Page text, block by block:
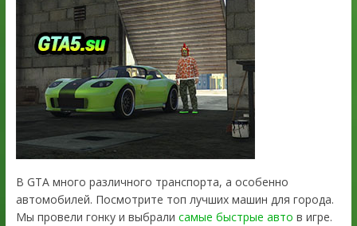
В GTA много различного транспорта, а особенно
автомобилей. Посмотрите топ лучших машин для города.
Мы провели гонку и выбрали самые быстрые авто в игре.